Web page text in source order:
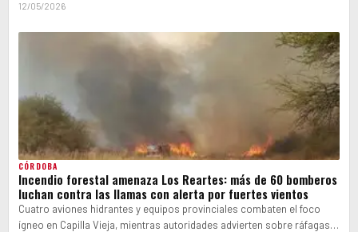
12/05/2026
CÓRDOBA
Incendio forestal amenaza Los Reartes: más de 60 bomberos
luchan contra las llamas con alerta por fuertes vientos
Cuatro aviones hidrantes y equipos provinciales combaten el foco
ígneo en Capilla Vieja, mientras autoridades advierten sobre ráfagas